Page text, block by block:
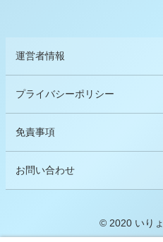
運営者情報
プライバシーポリシー
免責事項
お問い合わせ
© 2020 いり